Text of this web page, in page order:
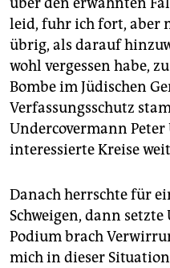
leid, fuhr ich fort, aber
übrig, als darauf
wohl vergessen habe,
Bombe im Jüdischen
Verfassungsschutz
Undercovermann Peter
interessierte Kreise
Danach herrschte für
Schweigen, dann
Podium brach
mich in dieser